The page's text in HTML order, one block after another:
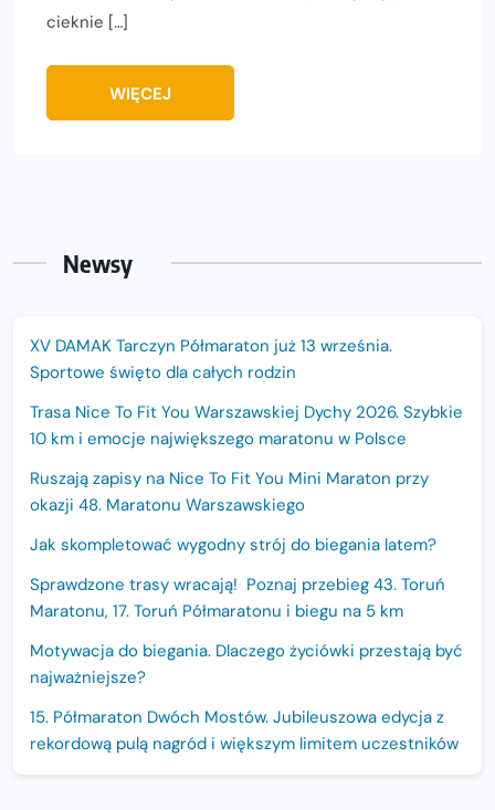
cieknie […]
WIĘCEJ
Newsy
XV DAMAK Tarczyn Półmaraton już 13 września.
Sportowe święto dla całych rodzin
Trasa Nice To Fit You Warszawskiej Dychy 2026. Szybkie
10 km i emocje największego maratonu w Polsce
Ruszają zapisy na Nice To Fit You Mini Maraton przy
okazji 48. Maratonu Warszawskiego
Jak skompletować wygodny strój do biegania latem?
Sprawdzone trasy wracają! Poznaj przebieg 43. Toruń
Maratonu, 17. Toruń Półmaratonu i biegu na 5 km
Motywacja do biegania. Dlaczego życiówki przestają być
najważniejsze?
15. Półmaraton Dwóch Mostów. Jubileuszowa edycja z
rekordową pulą nagród i większym limitem uczestników